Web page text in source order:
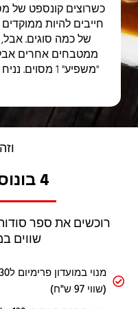
כשרוצים קונספט של
חייבים להיות
של כמה סוגים.
ממטבחים אחרים
"משפיע" 1
4 בונוסים במתנה!
שווים
(שווי 97 ש"ח)